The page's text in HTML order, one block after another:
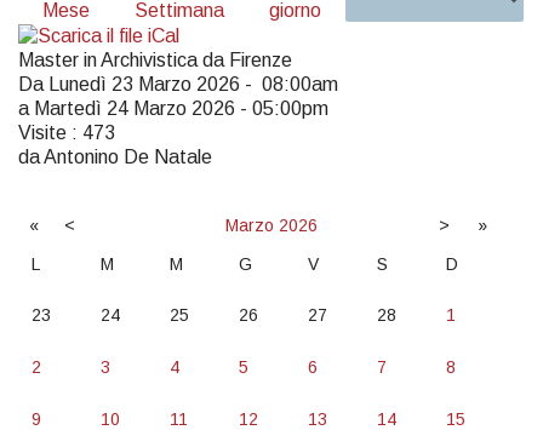
Master in Archivistica da Firenze
Da Lunedì 23 Marzo 2026 - 08:00am
a Martedì 24 Marzo 2026 - 05:00pm
Visite : 473
da Antonino De Natale
« < Marzo 2026 >
»
L
M M G V S D
23 24 25 26 27 28 1
2 3 4 5 6 7 8
9 10 11 12 13 14 15